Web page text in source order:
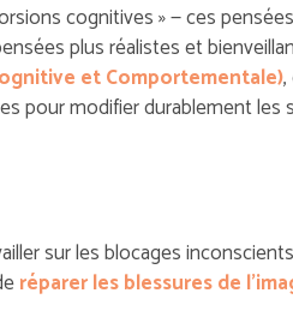
cognitives » — ces
plus réalistes et
et Comportementale)
pour modifier durablement les
sur les blocages
réparer les blessures de